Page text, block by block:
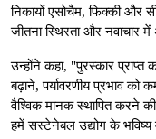
निकायों एसोचैम, फिक्की और
जीतना स्थिरता और नवाचार
उन्होंने कहा, "पुरस्कार
बढ़ाने, पर्यावरणीय प्रभाव
वैश्विक मानक स्थापित करने की
हमें सस्टेनेबल उद्योग के